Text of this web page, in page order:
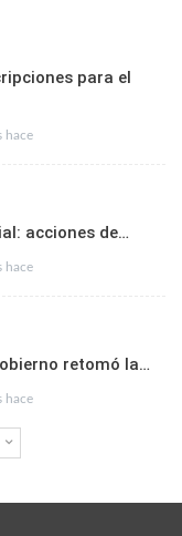
para el
hace
acciones de…
hace
retomó la…
hace